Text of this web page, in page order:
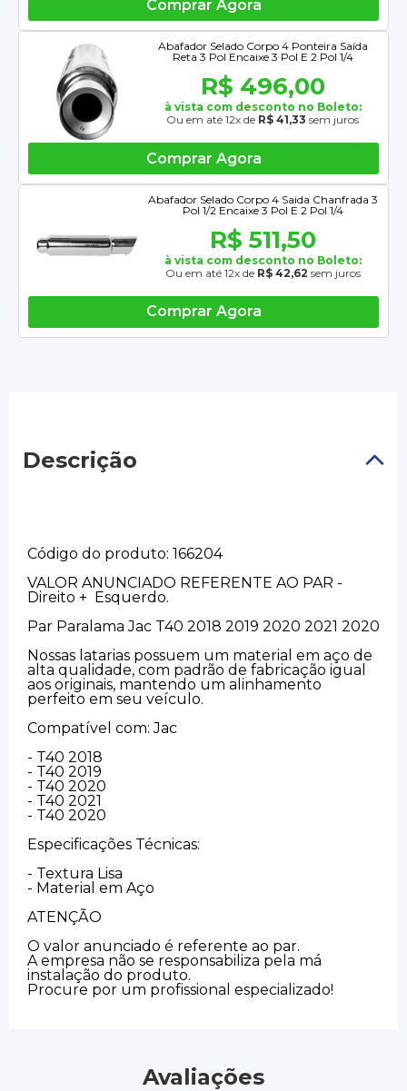
Comprar Agora
Abafador Selado Corpo 4 Ponteira Saída
Reta 3 Pol Encaixe 3 Pol E 2 Pol 1/4
R$ 496,00
à vista com desconto no Boleto:
Ou em até 12x de R$ 41,33 sem juros
Comprar Agora
Abafador Selado Corpo 4 Saida Chanfrada 3
Pol 1/2 Encaixe 3 Pol E 2 Pol 1/4
R$ 511,50
à vista com desconto no Boleto:
Ou em até 12x de R$ 42,62 sem juros
Comprar Agora
Descrição
Código do produto: 166204
VALOR ANUNCIADO REFERENTE AO PAR -
Direito + Esquerdo.
Par Paralama Jac T40 2018 2019 2020 2021 2020
Nossas latarias possuem um material em aço de
alta qualidade, com padrão de fabricação igual
aos originais, mantendo um alinhamento
perfeito em seu veículo.
Compatível com: Jac
- T40 2018
- T40 2019
- T40 2020
- T40 2021
- T40 2020
Especificações Técnicas:
- Textura Lisa
- Material em Aço
ATENÇÃO
O valor anunciado é referente ao par.
A empresa não se responsabiliza pela má
instalação do produto.
Procure por um profissional especializado!
Avaliações